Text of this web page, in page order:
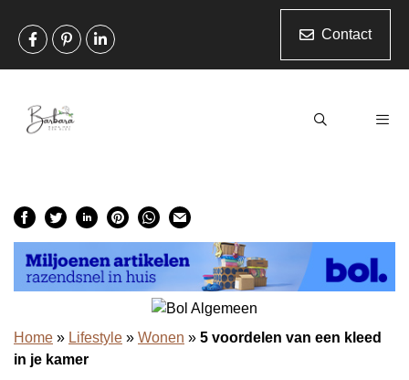
naar
Contact
Home » Lifestyle » Wonen » 5 voordelen van een kleed
in je kamer